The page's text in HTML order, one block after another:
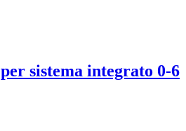
sistema integrato 0-6